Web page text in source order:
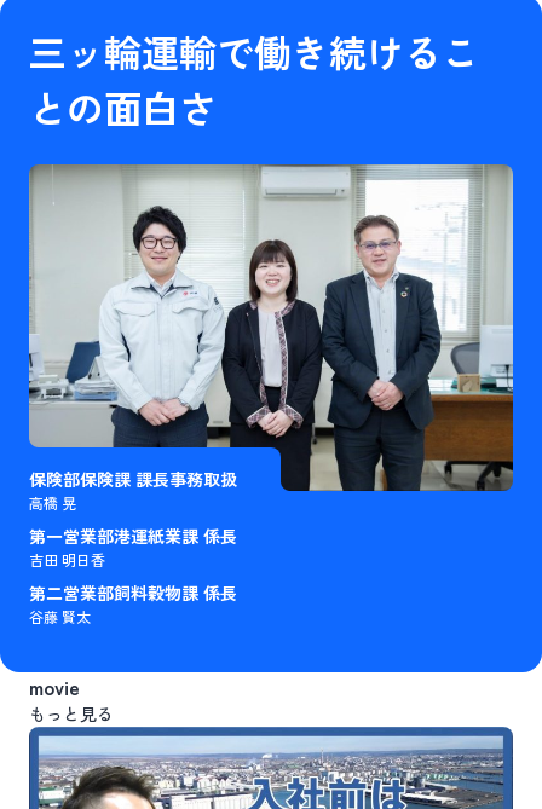
三ッ輪運輸で働き続けるこ
との面白さ
保険部保険課 課長事務取扱
高橋 晃
第一営業部港運紙業課 係長
吉田 明日香
第二営業部飼料穀物課 係長
谷藤 賢太
movie
もっと見る